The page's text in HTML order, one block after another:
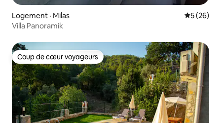
Logement · Milas Note
5 (26)
Villa Panoramik
Coup de cœur voyageurs
Coup de cœur voyageurs